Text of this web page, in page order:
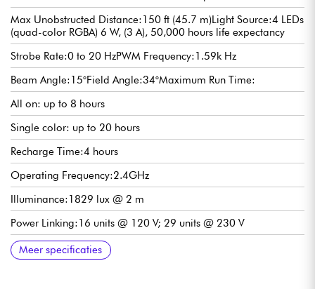
Max Unobstructed Distance:150 ft (45.7 m)Light Source:4 LEDs
(quad-color RGBA) 6 W, (3 A), 50,000 hours life expectancy
Strobe Rate:0 to 20 HzPWM Frequency:1.59k Hz
Beam Angle:15°Field Angle:34°Maximum Run Time:
All on: up to 8 hours
Single color: up to 20 hours
Recharge Time:4 hours
Operating Frequency:2.4GHz
Illuminance:1829 lux @ 2 m
Power Linking:16 units @ 120 V; 29 units @ 230 V
Power and Current:
35 W, 0.5 A @ 120 V, 60 Hz
34 W, 0.3 A @ 230 V, 50 HzWeight:3.16 lb. (1.6 kg)Size:5.7 x
5.7 x 7.2 in (145 x 145 x 183 mm)
Approvals:CE, UKCA, RoHS, FCCBracket Mounting Hole:
M12Optional Controllers: IRC6, BTAirBluetooth Version: 4.2
Meer specificaties